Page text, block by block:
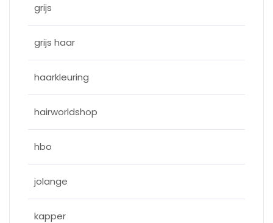
grijs
grijs haar
haarkleuring
hairworldshop
hbo
jolange
kapper